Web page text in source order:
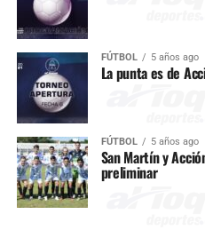
FÚTBOL 5 años ago
La punta es de
FÚTBOL 5 años ago
San Martín y
preliminar